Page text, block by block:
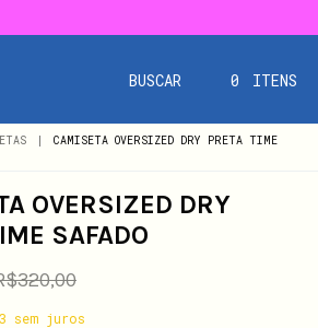
BUSCAR 0 ITENS
|
CAMISETA OVERSIZED DRY PRETA TIME
OVERSIZED DRY
SAFADO
sem juros